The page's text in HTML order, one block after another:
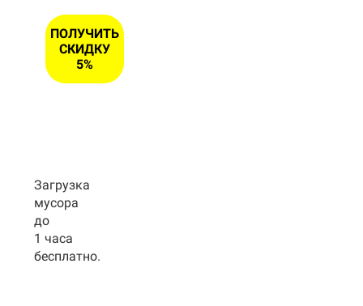
ПОЛУЧИТЬ
СКИДКУ
5%
Загрузка
мусора
до
1 часа
бесплатно.